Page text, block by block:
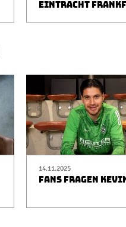
EINTRACHT
14.11.2025
FANS FRAGEN